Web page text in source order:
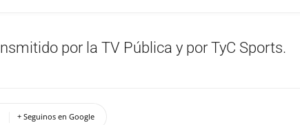
por la TV Pública y por TyC Sports.
+ Seguinos en Google